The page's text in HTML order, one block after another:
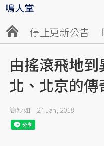
停止更新公告
由搖滾飛地
北、北京的
簡妙如 24 Jan, 2018